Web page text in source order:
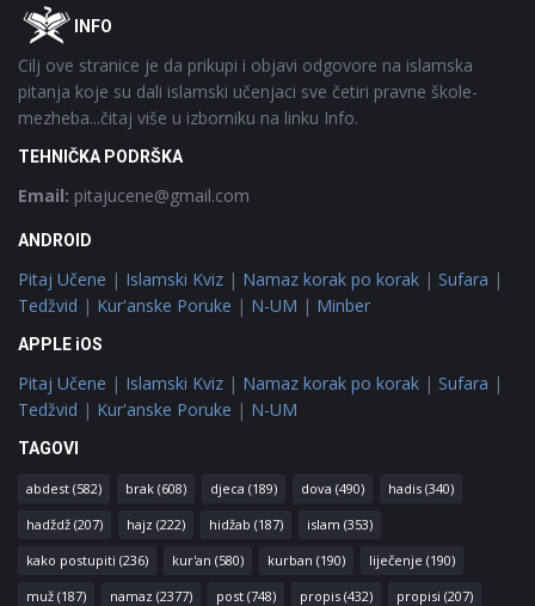
FooterOINFO
Cilj ove stranice je da prikupi i objavi odgovore na islamska
pitanja koje su dali islamski učenjaci sve četiri pravne škole-
mezheba...čitaj više u izborniku na linku Info.
TEHNIČKA PODRŠKA
Email: pitajucene@gmail.com
ANDROID
Pitaj Učene | Islamski Kviz | Namaz korak po korak | Sufara |
Tedžvid | Kur'anske Poruke | N-UM | Minber
APPLE iOS
Pitaj Učene | Islamski Kviz | Namaz korak po korak | Sufara |
Tedžvid | Kur'anske Poruke | N-UM
TAGOVI
abdest (582) brak (608) djeca (189) dova (490) hadis (340)
hadždž (207) hajz (222) hidžab (187) islam (353)
kako postupiti (236) kur'an (580) kurban (190) liječenje (190)
muž (187) namaz (2377) post (748) propis (432) propisi (207)